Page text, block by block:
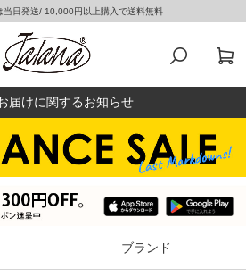
当日発送/ 10,000円以上購入で送料無料
届けに関するお知らせ
ブランド